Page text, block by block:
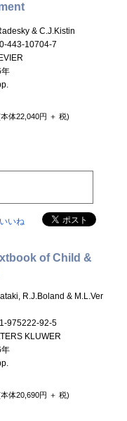
& C.J.Kistin
443-10704-7
年
体22,040円 ＋ 税)
いいね
of Child &
R.J.Boland & M.L.Ver
1-975222-92-5
KLUWER
年
体20,690円 ＋ 税)